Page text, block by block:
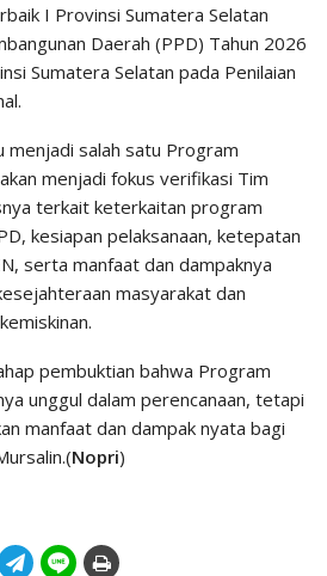
I Provinsi Sumatera Selatan
Daerah (PPD) Tahun 2026
Sumatera Selatan pada Penilaian
menjadi salah satu Program
menjadi fokus verifikasi Tim
terkait keterkaitan program
kesiapan pelaksanaan, ketepatan
serta manfaat dan dampaknya
masyarakat dan
pembuktian bahwa Program
unggul dalam perencanaan, tetapi
manfaat dan dampak nyata bagi
Nopri)